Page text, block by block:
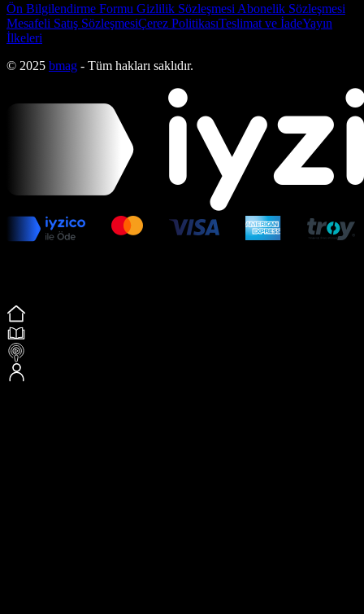
Ön Bilgilendirme Formu Gizlilik Sözleşmesi Abonelik Sözleşmesi
Mesafeli Satış SözleşmesiÇerez PolitikasıTeslimat ve İadeYayın
İlkeleri
© 2025 bmag - Tüm hakları saklıdır.